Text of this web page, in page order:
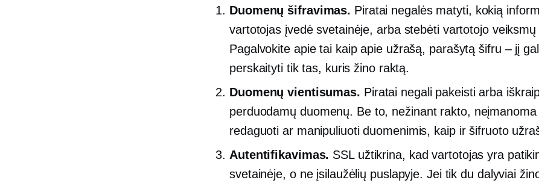
Duomenų šifravimas. Piratai negalės matyti, kokią
vartotojas įvedė svetainėje, arba stebėti vartotojo veiksmų
Pagalvokite apie tai kaip apie užrašą, parašytą šifru – jį
perskaityti tik tas, kuris žino raktą.
Duomenų vientisumas. Piratai negali pakeisti arba
perduodamų duomenų. Be to, nežinant rakto, neįmanoma
redaguoti ar manipuliuoti duomenimis, kaip ir šifruoto
Autentifikavimas. SSL užtikrina, kad vartotojas yra
svetainėje, o ne įsilaužėlių puslapyje. Jei tik du dalyviai